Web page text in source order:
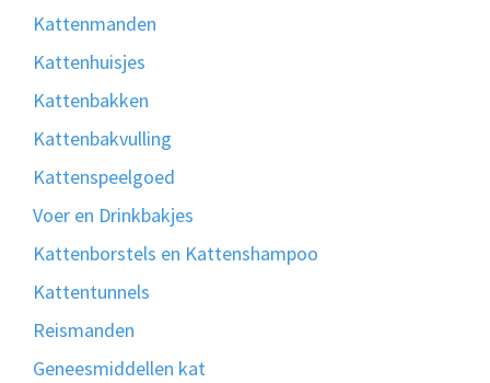
Kattenmanden
Kattenhuisjes
Kattenbakken
Kattenbakvulling
Kattenspeelgoed
Voer en Drinkbakjes
Kattenborstels en Kattenshampoo
Kattentunnels
Reismanden
Geneesmiddellen kat